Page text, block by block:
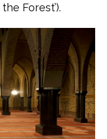
Forest’).